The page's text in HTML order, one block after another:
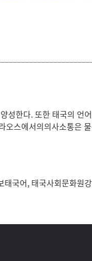
한다. 또한 태국의 언
스에서의의사소통은
국어, 태국사회문화원